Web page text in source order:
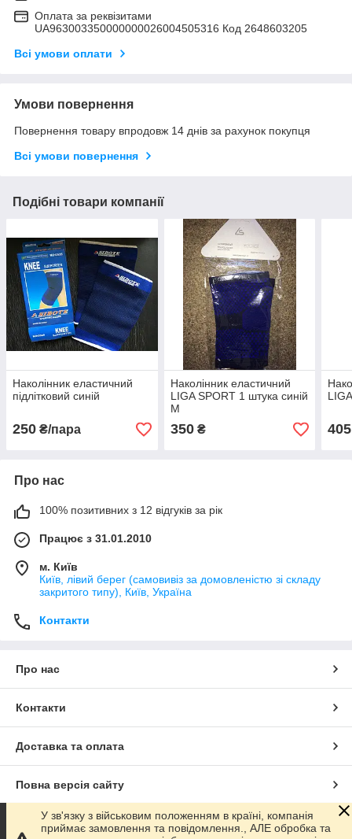
Оплата за реквізитами
UA963003350000000026004505316 Код 2648603205
Всі умови оплати
Умови повернення
Повернення товару впродовж 14 днів за рахунок покупця
Всі умови повернення
Подібні товари компанії
Наколінник еластичний
підлітковий синій
250 ₴/пара
Наколінник еластичний
LIGA SPORT 1 штука синій
M
350₴ 405
Про нас
100% позитивних з 12 відгуків за рік
Працює з 31.01.2010
м. Київ
Київ, лівий берег (самовивіз за домовленістю зі складу
закритого типу), Київ, Україна
Контакти
Про нас
Контакти
Доставка та оплата
Повна версія сайту
Сайт створено на маркетплейсіProm.ua
У зв'язку з військовим положенням в країні, компанія
приймає замовлення та повідомлення., АЛЕ обробка та